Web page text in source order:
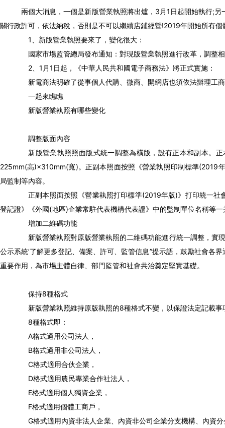
兩個大消息，一個是新版營業執照將出爐，3月1日起開始執行;
關行政許可，依法納稅，否則是不可以繼續店鋪經營!2019年開始所
1、新版營業執照要來了，變化很大：
國家市場監管總局發布通知：對現版營業執照進行改革，調整
2、1月1日起，《中華人民共和國電子商務法》將正式實施：
新電商法明確了從事個人代購、微商、開網店也須依法辦理工商
一起來瞧瞧
新版營業執照有哪些變化
調整版面內容
新版營業執照照面版式統一調整為橫版，設有正本和副本。正
225mm(高)×310mm(寬)。正副本照面按照《營業執照印制標準(2019
局監制等內容。
正副本照面按照《營業執照打印標準(2019年版)》打印統一社
登記證》《外國(地區)企業常駐代表機構代表證》中的監制單位名稱等
增加二維碼功能
新版營業執照對原版營業執照的二維碼功能進行統一調整，實現
公示系統’了解更多登記、備案、許可、監管信息”提示語，鼓勵社會各
重要作用，為市場主體自律、部門監管和社會共治奠定堅實基礎。
保持8種格式
新版營業執照維持原版執照的8種格式不變，以保證法定記載事
8種格式即：
A格式適用公司法人，
B格式適用非公司法人，
C格式適用合伙企業，
D格式適用農民專業合作社法人，
E格式適用個人獨資企業，
F格式適用個體工商戶，
G格式適用內資非法人企業、內資非公司企業分支機構、內資分